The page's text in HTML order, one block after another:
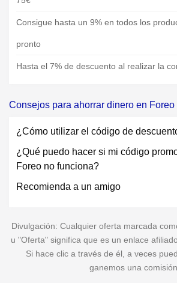
Consigue hasta un 9% en todos los
pronto
Hasta el 7% de descuento al realizar la
Consejos para ahorrar dinero en Foreo
¿Cómo utilizar el código de
¿Qué puedo hacer si mi código
Foreo no funciona?
Recomienda a un amigo
Divulgación: Cualquier oferta marcada
u "Oferta" significa que es un enlace
Si hace clic a través de él, a veces
ganemos una comisión.